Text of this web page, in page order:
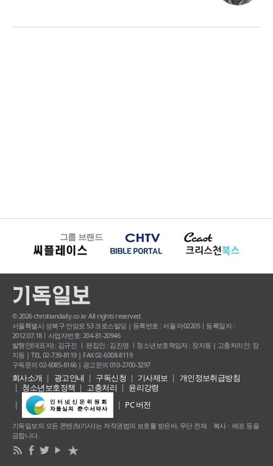
그룹 브랜드
© 2026 christiandaily.co.kr All rights reserved.
서울특별시 성북구 안암로 53 크로스빌딩 | 등록번호 : 서울 아02205ㅣ등록일자 :
2012.07.18ㅣ사업자번호: 204-81-20946
발행인(대표자) : 김규진 ㅣ 편집인 : 김진영 ㅣ청소년보호책임자 : 장지동 | 고충처리인: 장
지동 | TEL 02-739-8119 | FAX 02-6008-8119
구독문의 02-6085-8166 | 광고문의 010-2700-3297
회사소개 광고안내 구독신청 기사제보
개인정보취급방침
청소년보호정책
고충처리
윤리강령
PC 버전
기독일보의 모든 콘텐츠(기사) 는 저작권법의 보호를 받은바, 무단 전재ㆍ복사ㆍ배포 등을
금합니다.